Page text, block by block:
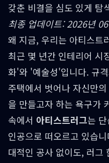
갖춘 비결을 심도 있게 탐
최종 업데이트: 2026년
왜 지금, 우리는 아티스트
최근 몇 년간 인테리어 시
화'와 '예술성'입니다. 규
주택에서 벗어나 자신만
을 만들고자 하는 욕구가
속에서 아티스트러그는
인공으로 떠오르고 있습
대적인 공사 없이도, 러그